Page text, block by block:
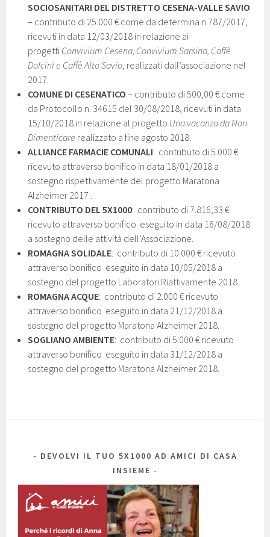
SOCIOSANITARI DEL DISTRETTO CESENA-VALLE SAVIO
– contributo di 25.000 € come da determina n.787/2017,
ricevuti in data 12/03/2018 in relazione ai
progetti Convivium Cesena, Convivium Sarsina, Caffè
Dolcini e Caffè Alto Savio, realizzati dall’associazione nel
2017.
COMUNE DI CESENATICO – contributo di 500,00 € come
da Protocollo n. 34615 del 30/08/2018, ricevuti in data
15/10/2018 in relazione al progetto Una vacanza da Non
Dimenticare realizzato a fine agosto 2018.
ALLIANCE FARMACIE COMUNALI: contributo di 5.000 €
ricevuto attraverso bonifico in data 18/01/2018 a
sostegno rispettivamente del progetto Maratona
Alzheimer 2017 .
CONTRIBUTO DEL 5X1000: contributo di 7.816,33 €
ricevuto attraverso bonifico eseguito in data 16/08/2018
a sostegno delle attività dell’Associazione.
ROMAGNA SOLIDALE: contributo di 10.000 € ricevuto
attraverso bonifico eseguito in data 10/05/2018 a
sostegno del progetto Laboratori Riattivamente 2018.
ROMAGNA ACQUE: contributo di 2.000 € ricevuto
attraverso bonifico eseguito in data 21/12/2018 a
sostegno del progetto Maratona Alzheimer 2018.
SOGLIANO AMBIENTE: contributo di 5.000 € ricevuto
attraverso bonifico eseguito in data 31/12/2018 a
sostegno del progetto Maratona Alzheimer 2018.
DEVOLVI IL TUO 5X1000 AD AMICI DI CASA
INSIEME